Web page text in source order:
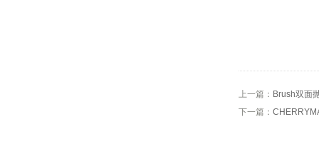
上一篇： Brush双面
下一篇：